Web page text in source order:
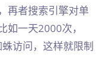
再者搜索引擎对单
如一天2000次，
访问，这样就限制